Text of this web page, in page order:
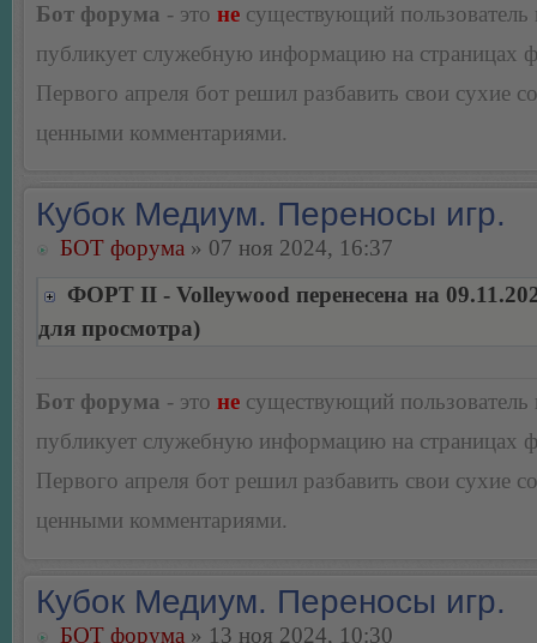
Бот форума - это не существующий пользователь
публикует служебную информацию на страницах
Первого апреля бот решил разбавить свои сухие
ценными комментариями.
Кубок Медиум. Переносы игр.
БОТ форума » 07 ноя 2024, 16:37
ФОРТ II - Volleywood перенесена на
для просмотра)
Бот форума - это не существующий пользователь
публикует служебную информацию на страницах
Первого апреля бот решил разбавить свои сухие
ценными комментариями.
Кубок Медиум. Переносы игр.
БОТ форума » 13 ноя 2024, 10:30